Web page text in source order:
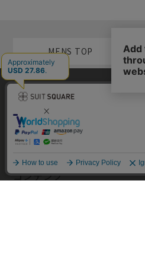
MENS TOP
メンズカテゴリ
レディースカテゴリ
コンテンツ
当サイトでは利用体験の向上およびコ
ックの分析を目的としてCookieを使用
された場合、Cookieの利用に同意した
はプライバシーポリシー をご確認くだ
同意して